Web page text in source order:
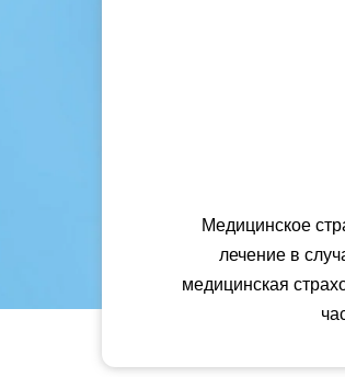
Медицинское
лечение в
медицинская